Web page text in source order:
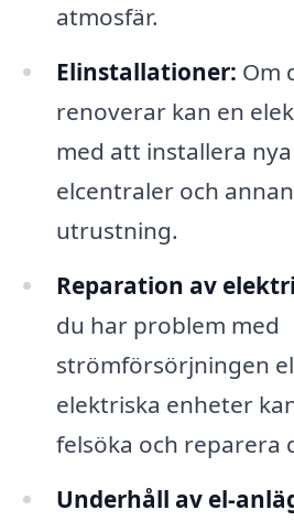
atmosfär.
Elinstallationer: Om
renoverar kan en
med att installera
elcentraler och
utrustning.
Reparation av
du har problem med
strömförsörjningen
elektriska enheter
felsöka och reparera
Underhåll av el-